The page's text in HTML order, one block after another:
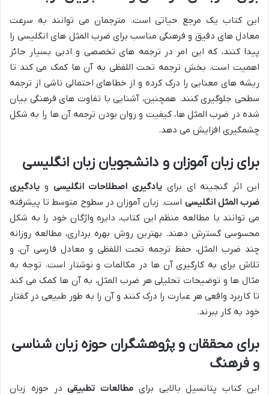
این کتاب یک مرجع حیاتی است. مترجمان می توانند به سرعت
معادل های دقیق و فرهنگی مناسب برای ضرب المثل های انگلیسی را
پیدا کنند، که این امر در ترجمه های تخصصی و ادبی بسیار حائز
اهمیت است. بخش ترجمه تحت اللفظی به آن ها کمک می کند تا
ریشه های معنایی را درک کرده و از خطاهای احتمالی ناشی از ترجمه
سطحی جلوگیری کنند. همچنین، آشنایی با تفاوت های فرهنگی بیان
شده در ضرب المثل ها، کیفیت و روان بودن ترجمه آن ها را به شکل
چشمگیری افزایش می دهد.
برای زبان آموزان و دانشجویان زبان انگلیسی
این اثر گنجینه ای برای یادگیری اصطلاحات انگلیسی و یادگیری
ضرب المثل انگلیسی است. زبان آموزان در سطوح متوسط تا پیشرفته
می توانند با مطالعه منظم این کتاب، دایره واژگان خود را به شکل
محسوسی گسترش دهند. بهترین روش بهره برداری، مطالعه روزانه
چند ضرب المثل، حفظ ترجمه تحت اللفظی و معادل فارسی آن، و
تلاش برای به کارگیری آن ها در مکالمات و نوشتار است. توجه به
مثال ها و توضیحات تحلیلی هر ضرب المثل، به آن ها کمک می کند
تا کاربرد واقعی هر عبارت را درک کنند و آن را به طور طبیعی در گفتار
خود به کار ببرند.
برای محققان و پژوهشگران حوزه زبان شناسی
و فرهنگ
این کتاب پتانسیل بالایی برای مطالعات تطبیقیدر حوزه زبان